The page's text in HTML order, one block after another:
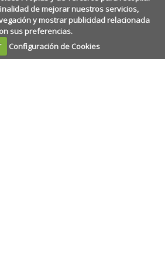
de mejorar nuestros servicios,
y mostrar publicidad relacionada
sus preferencias.
Configuración de Cookies